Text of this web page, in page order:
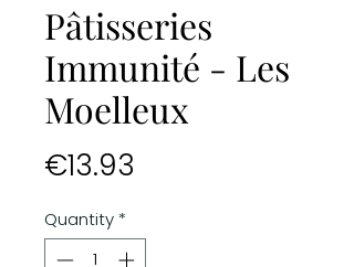
Pâtisseries
Immunité - Les
Moelleux
€13.93
Quantity *